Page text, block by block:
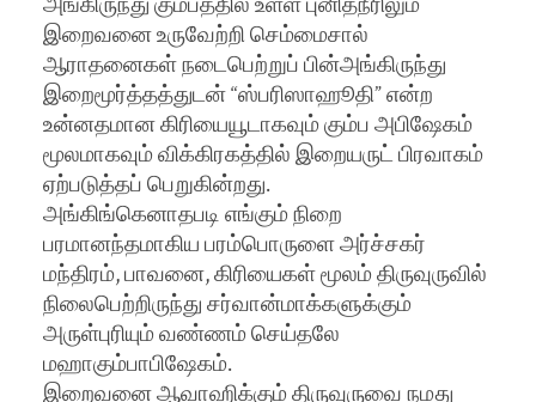
இறைவனை உருவேற்றி செம்மைசால்
ஆராதனைகள் நடைபெற்றுப் பின்அங்கிருந்து
இறைமூர்த்தத்துடன் “ஸ்பரிஸாஹூதி” என்ற
உன்னதமான கிரியையூடாகவும் கும்ப அபிஷேகம்
மூலமாகவும் விக்கிரகத்தில் இறையருட் பிரவாகம்
ஏற்படுத்தப் பெறுகின்றது.
அங்கிங்கெனாதபடி எங்கும் நிறை
பரமானந்தமாகிய பரம்பொருளை அர்ச்சகர்
மந்திரம், பாவனை, கிரியைகள் மூலம் திருவுருவில்
நிலைபெற்றிருந்து சர்வான்மாக்களுக்கும்
அருள்புரியும் வண்ணம் செய்தலே
மஹாகும்பாபிஷேகம்.
இறைவனை ஆவாஹிக்கும் திருவுருவை நமது